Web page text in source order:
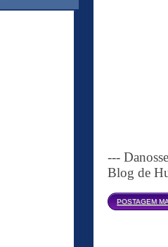
---
Blog de
POSTAGEM